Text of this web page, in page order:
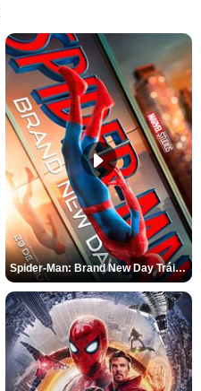
Spider-Man: Brand New Day Tráiler (3)